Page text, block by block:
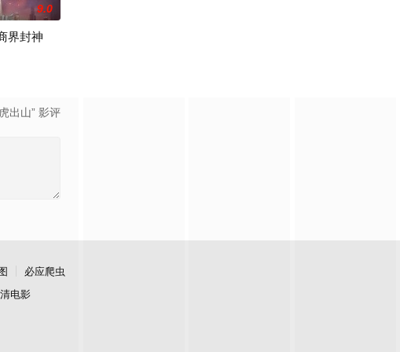
9.0
界封神
出山” 影评
必应爬虫
电影